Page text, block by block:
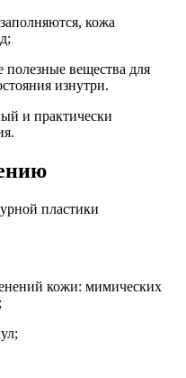
кожа
вещества для
изнутри.
и практически
пластики
кожи: мимических